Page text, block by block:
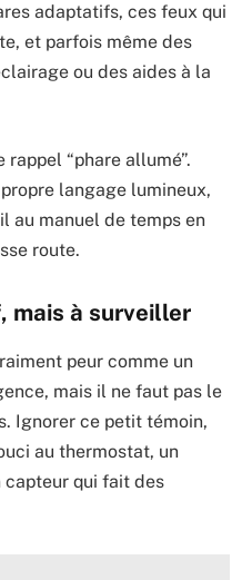
adaptatifs, ces feux qui
et parfois même des
ou des aides à la
rappel “phare allumé”.
langage lumineux,
au manuel de temps en
route.
mais à surveiller
peur comme un
mais il ne faut pas le
Ignorer ce petit témoin,
au thermostat, un
capteur qui fait des